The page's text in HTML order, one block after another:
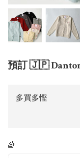
預訂 🇯🇵 Danton
多買多慳
🌈